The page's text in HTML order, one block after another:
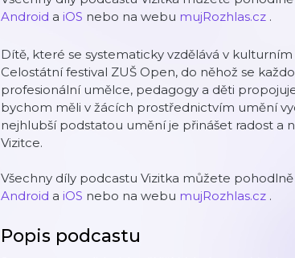
Android a iOS nebo na webu mujRozhlas.cz .
Dítě, které se systematicky vzdělává v
Celostátní festival ZUŠ Open, do něhož se
profesionální umělce, pedagogy a děti
bychom měli v žácích prostřednictvím umění
nejhlubší podstatou umění je přinášet radost a
Vizitce.
Všechny díly podcastu Vizitka můžete
Android a iOS nebo na webu mujRozhlas.cz .
Popis podcastu